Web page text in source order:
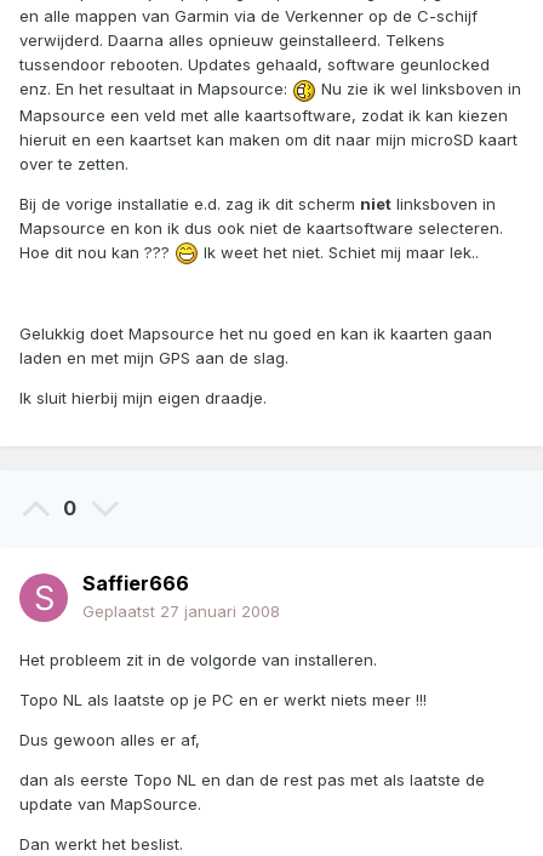
en alle mappen van Garmin via de Verkenner op de C-schijf
verwijderd. Daarna alles opnieuw geinstalleerd. Telkens
tussendoor rebooten. Updates gehaald, software geunlocked
enz. En het resultaat in Mapsource:
Nu zie ik wel linksboven in
Mapsource een veld met alle kaartsoftware, zodat ik kan kiezen
hieruit en een kaartset kan maken om dit naar mijn microSD kaart
over te zetten.
Bij de vorige installatie e.d. zag ik dit scherm niet linksboven in
Mapsource en kon ik dus ook niet de kaartsoftware selecteren.
Hoe dit nou kan ???
Ik weet het niet. Schiet mij maar lek..
Gelukkig doet Mapsource het nu goed en kan ik kaarten gaan
laden en met mijn GPS aan de slag.
Ik sluit hierbij mijn eigen draadje.
0
Saffier666
Geplaatst 27 januari 2008
Het probleem zit in de volgorde van installeren.
Topo NL als laatste op je PC en er werkt niets meer !!!
Dus gewoon alles er af,
dan als eerste Topo NL en dan de rest pas met als laatste de
update van MapSource.
Dan werkt het beslist.